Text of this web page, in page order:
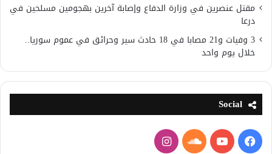
مقتل عنصرين في وزارة الدفاع وإصابة آخرين بهجومين مسلحين في
درعا
3 وفيات و21 مصابا في 18 حادث سير وحرائق في عموم سوريا..
خلال يوم واحد
Social
فيسبوكيوتيوبساوندانستقرام